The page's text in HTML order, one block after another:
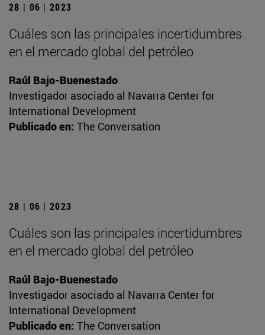
28 | 06 | 2023
Cuáles son las principales incertidumbres
en el mercado global del petróleo
Raúl Bajo-Buenestado
Investigador asociado al Navarra Center for
International Development
Publicado en: The Conversation
28 | 06 | 2023
Cuáles son las principales incertidumbres
en el mercado global del petróleo
Raúl Bajo-Buenestado
Investigador asociado al Navarra Center for
International Development
Publicado en: The Conversation